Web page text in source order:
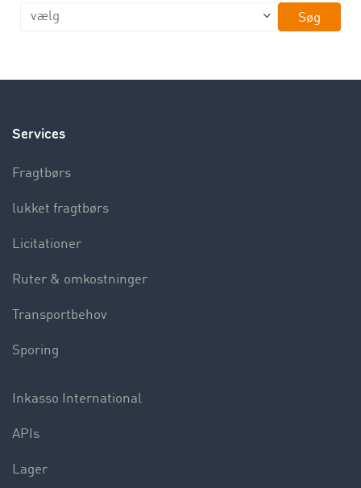
Søg
Services
Fragtbørs
lukket fragtbørs
Licitationer
Ruter & omkostninger
Transportbehov
Sporing
Inkasso International
APIs
Lager